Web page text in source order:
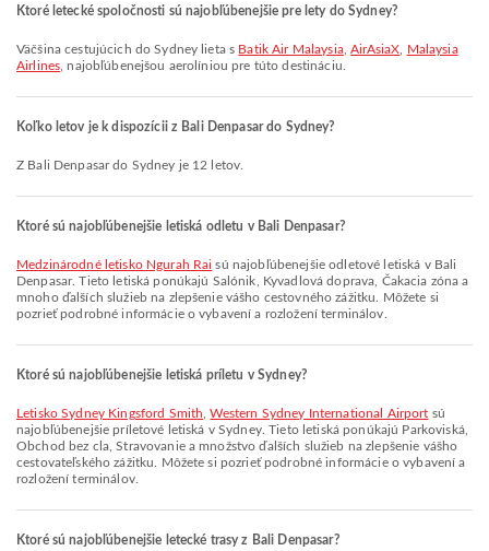
Ktoré letecké spoločnosti sú najobľúbenejšie pre lety do Sydney?
Väčšina cestujúcich do Sydney lieta s Batik Air Malaysia,AirAsiaX
Malaysia
Airlines , najobľúbenejšou aerolíniou pre túto destináciu.
Koľko letov je k dispozícii z Bali Denpasar do Sydney?
Z Bali Denpasar do Sydney je 12 letov.
Ktoré sú najobľúbenejšie letiská odletu v Bali Denpasar?
Medzinárodné letisko Ngurah Rai sú najobľúbenejšie odletové letiská v Bali
Denpasar. Tieto letiská ponúkajú Salónik, Kyvadlová doprava, Čakacia zóna a
mnoho ďalších služieb na zlepšenie vášho cestovného zážitku. Môžete si
pozrieť podrobné informácie o vybavení a rozložení terminálov.
Ktoré sú najobľúbenejšie letiská príletu v Sydney?
Letisko Sydney Kingsford Smith ,Western Sydney International Airport sú
najobľúbenejšie príletové letiská v Sydney. Tieto letiská ponúkajú Parkoviská,
Obchod bez cla, Stravovanie a množstvo ďalších služieb na zlepšenie vášho
cestovateľského zážitku. Môžete si pozrieť podrobné informácie o vybavení a
rozložení terminálov.
Ktoré sú najobľúbenejšie letecké trasy z Bali Denpasar?